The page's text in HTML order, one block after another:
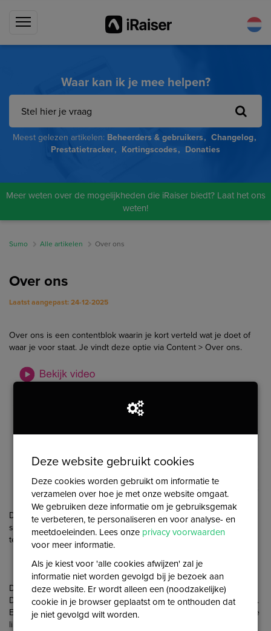
Waar kan ik je mee helpen?
Meest gelezen artikelen: Beheerders & gebruikers
Changelog
Prestatietracker
Kortingscodes Donaties
Meer weten over de mogelijkheden die iRaiser biedt? Laat het ons
weten!
Sumo Alle artikelen Over ons
Over ons
Laatst aangepast: 24-12-2025
Over ons is een contentblok waarin je kort verteld wat je doet of
waar je voor staat. Je vindt deze optie via Content > Over ons.
Dit blok bestaat uit een logo, de naam van je
stichting/vereniging/organisatie en de content. Afhankelijk van de
template komt de inhoud hiervan op de volgende plekken terug:
Homepage (behalve de
eerste template
Widget
De tekst in de omschrijving van de over ons tekst is platte tekst.
Dat wil zeggen dat de opmaak (enters, styling) eruit wordt gefilterd.
Eventuele links die erin staan worden wel omgezet naar een echte
link.
Deze website gebruikt cookies
Deze cookies worden gebruikt om informatie te
verzamelen over hoe je met onze website omgaat.
We gebruiken deze informatie om je gebruiksgemak
te verbeteren, te personaliseren en voor analyse- en
meetdoeleinden. Lees onze privacy voorwaarden
voor meer informatie.
Als je kiest voor 'alle cookies afwijzen' zal je
informatie niet worden gevolgd bij je bezoek aan
deze website. Er wordt alleen een (noodzakelijke)
cookie in je browser geplaatst om te onthouden dat
je niet gevolgd wilt worden.